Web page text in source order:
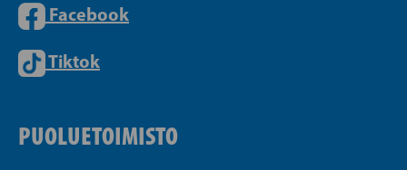
Facebook
Tiktok
PUOLUETOIMISTO